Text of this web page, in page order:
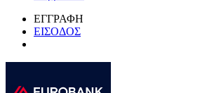
ΕΓΓΡΑΦΗ
ΕΙΣΟΔΟΣ